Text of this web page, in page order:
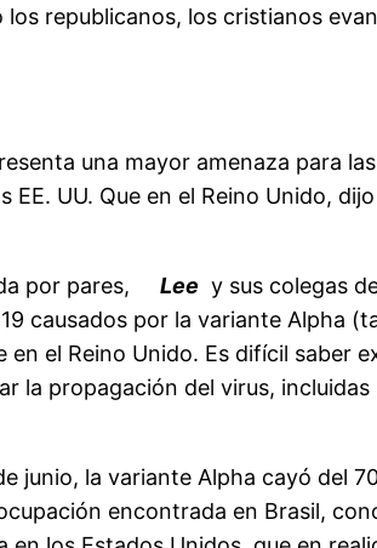
republicanos, los cristianos
una mayor amenaza para
UU. Que en el Reino Unido, dijo
por pares, Lee y sus colegas
causados ​​por la variante Alpha
el Reino Unido. Es difícil saber
la propagación del virus,
junio, la variante Alpha cayó del
encontrada en Brasil,